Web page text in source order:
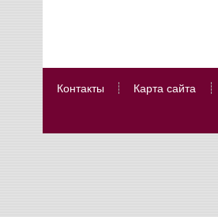
Контакты Карта сайта